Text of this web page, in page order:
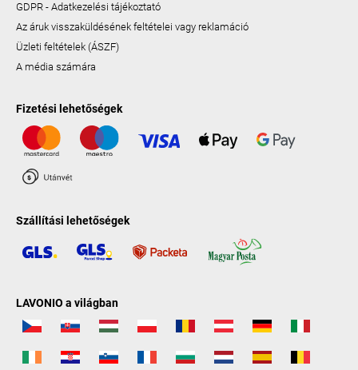
GDPR - Adatkezelési tájékoztató
Az áruk visszaküldésének feltételei vagy reklamáció
Üzleti feltételek (ÁSZF)
A média számára
Fizetési lehetőségek
Szállítási lehetőségek
LAVONIO a világban